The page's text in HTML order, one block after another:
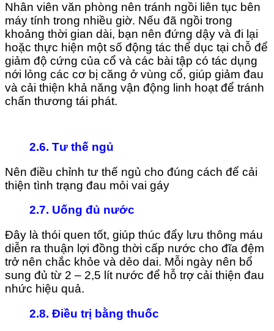
Nhân viên văn phòng nên tránh ngồi liên tục bên
máy tính trong nhiều giờ. Nếu đã ngồi trong
khoảng thời gian dài, bạn nên đứng dậy và đi lại
hoặc thực hiện một số động tác thể dục tại chỗ để
giảm độ cứng của cổ và các bài tập có tác dụng
nới lỏng các cơ bị căng ở vùng cổ, giúp giảm đau
và cải thiện khả năng vận động linh hoạt để tránh
chấn thương tái phát.
2.6. Tư thế ngủ
Nên điều chỉnh tư thế ngủ cho đúng cách để cải
thiện tình trạng đau mỏi vai gáy
2.7. Uống đủ nước
Đây là thói quen tốt, giúp thúc đẩy lưu thông máu
diễn ra thuận lợi đồng thời cấp nước cho đĩa đệm
trở nên chắc khỏe và dẻo dai. Mỗi ngày nên bổ
sung đủ từ 2 – 2,5 lít nước để hỗ trợ cải thiện đau
nhức hiệu quả.
2.8. Điều trị bằng thuốc